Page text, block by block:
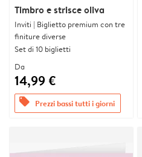
Timbro e strisce oliva
Inviti | Biglietto premium con tre
finiture diverse
Set di 10 biglietti
Da
14,99 €
offers Prezzi bassi tutti i giorni